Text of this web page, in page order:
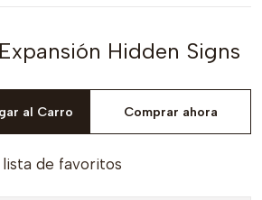
Hidden Signs
al Carro Comprar ahora
de favoritos